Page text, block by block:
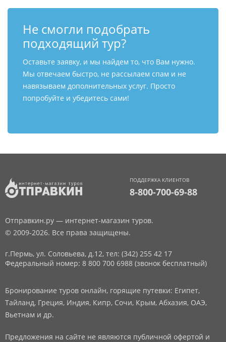
Не смогли подобрать
подходящий тур?
Оставьте заявку, и мы найдем то, что Вам нужно.
Мы отвечаем быстро, не рассылаем спам и не
навязываем дополнительных услуг. Просто
попробуйте и убедитесь сами!
ПОДДЕРЖКА КЛИЕНТОВ
8-800-700-69-88
Отправкин.ру — интернет-магазин туров.
© 2009-2026. Все права защищены.
г.Пермь, ул. Соловьева, д.12, тел: (342) 255 42 17
Федеральный номер: 8 800 700 6988 (звонок бесплатный)
Бронирование туров онлайн, горящие путевки: Египет,
Тайланд, Греция, Индия, Кипр, Сочи, Крым, Абхазия, ОАЭ,
Вьетнам и др.
Предложения на сайте не являются публичной офертой и